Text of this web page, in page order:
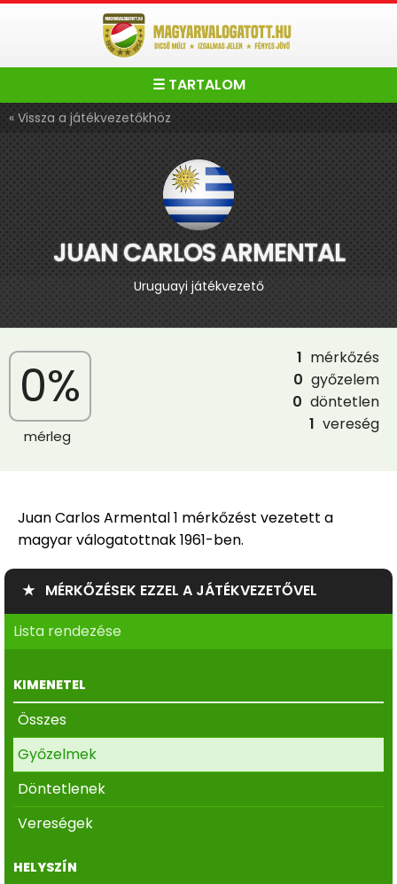
☰ TARTALOM
« Vissza a játékvezetőkhöz
JUAN CARLOS ARMENTAL
Uruguayi játékvezető
0%
mérleg
1 mérkőzés
0 győzelem
0 döntetlen
1 vereség
Juan Carlos Armental 1 mérkőzést vezetett a
magyar válogatottnak 1961-ben.
★ MÉRKŐZÉSEK EZZEL A JÁTÉKVEZETŐVEL
Lista rendezése
KIMENETEL
Összes
Győzelmek
Döntetlenek
Vereségek
HELYSZÍN